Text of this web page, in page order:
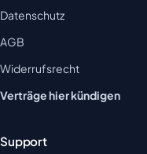
Datenschutz
AGB
Widerrufsrecht
Verträge hier kündigen
Support